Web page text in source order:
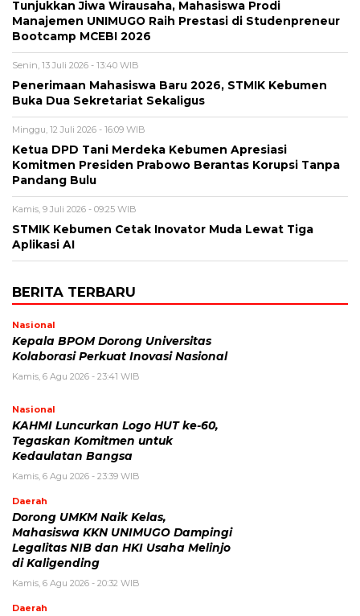
Tunjukkan Jiwa Wirausaha, Mahasiswa Prodi
Manajemen UNIMUGO Raih Prestasi di Studenpreneur
Bootcamp MCEBI 2026
Senin, 13 Juli 2026 - 13:40 WIB
Penerimaan Mahasiswa Baru 2026, STMIK Kebumen
Buka Dua Sekretariat Sekaligus
Minggu, 12 Juli 2026 - 16:09 WIB
Ketua DPD Tani Merdeka Kebumen Apresiasi
Komitmen Presiden Prabowo Berantas Korupsi Tanpa
Pandang Bulu
Kamis, 9 Juli 2026 - 09:25 WIB
STMIK Kebumen Cetak Inovator Muda Lewat Tiga
Aplikasi AI
BERITA TERBARU
Nasional
Kepala BPOM Dorong Universitas
Kolaborasi Perkuat Inovasi Nasional
Kamis, 6 Agu 2026 - 23:41 WIB
Nasional
KAHMI Luncurkan Logo HUT ke-60,
Tegaskan Komitmen untuk
Kedaulatan Bangsa
Kamis, 6 Agu 2026 - 23:39 WIB
Daerah
Dorong UMKM Naik Kelas,
Mahasiswa KKN UNIMUGO Dampingi
Legalitas NIB dan HKI Usaha Melinjo
di Kaligending
Kamis, 6 Agu 2026 - 20:32 WIB
Daerah